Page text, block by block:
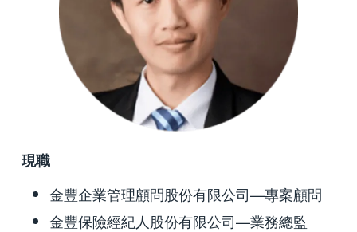
現職
金豐企業管理顧問股份有限公司—專案顧問
金豐保險經紀人股份有限公司—業務總監